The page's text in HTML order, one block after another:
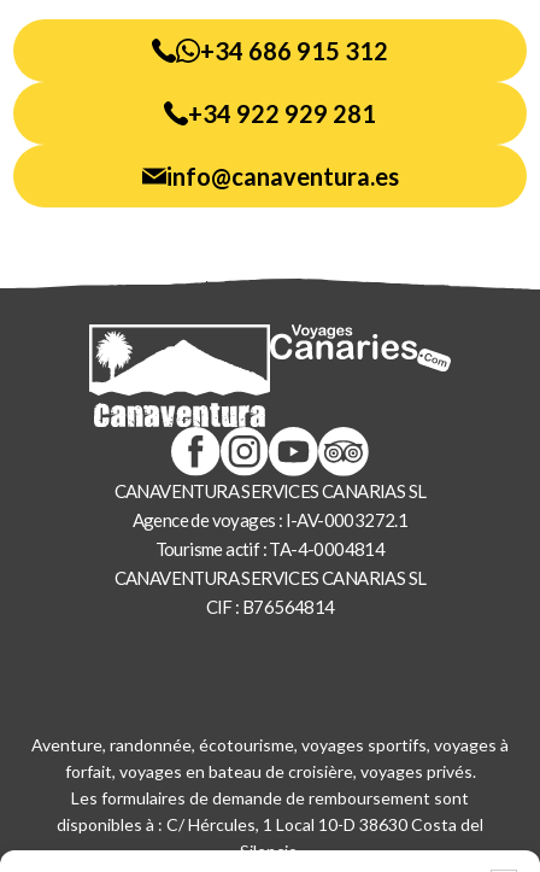
+34 686 915 312
+34 922 929 281
info@canaventura.es
CANAVENTURA SERVICES CANARIAS SL
Agence de voyages : I-AV-0003272.1
Tourisme actif : TA-4-0004814
CANAVENTURA SERVICES CANARIAS SL
CIF : B76564814
Aventure, randonnée, écotourisme, voyages sportifs, voyages à
forfait, voyages en bateau de croisière, voyages privés.
Les formulaires de demande de remboursement sont
disponibles à : C/ Hércules, 1 Local 10-D 38630 Costa del
Silencio.